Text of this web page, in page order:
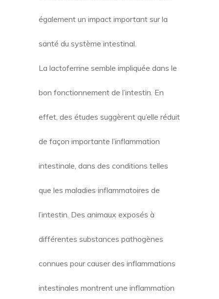
également un impact important sur la
santé du système intestinal.
La lactoferrine semble impliquée dans le
bon fonctionnement de l’intestin. En
effet, des études suggèrent qu’elle réduit
de façon importante l’inflammation
intestinale, dans des conditions telles
que les maladies inflammatoires de
l’intestin. Des animaux exposés à
différentes substances pathogènes
connues pour causer des inflammations
intestinales montrent une inflammation